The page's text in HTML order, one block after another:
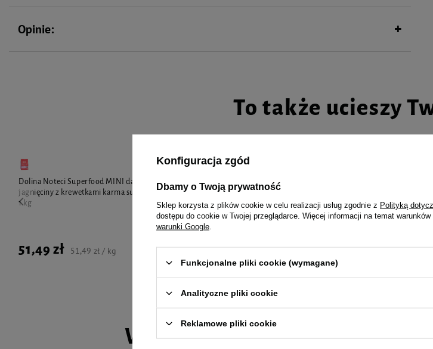
surowców z zachowaniem bezpieczeństwa mikrobiologicznego.
Opinie:
To także ucieszy
Dolina Noteci Superfood MINI danie z
jagnięciny z krewetkami karma suszona dla psa
1 kg
51,49 zł 51,49 zł / kg
Dolina Noteci Superfood danie z kaczki karma
suszona dla psa 1 kg
Wybrane specjalnie dla
Konfiguracja zgód
Dbamy o Twoją prywatność
Sklep korzysta z plików cookie w celu realizacji usług zgodnie z Polityką
dostępu do cookie w Twojej przeglądarce. Więcej informacji na temat
warunki Google
Funkcjonalne pliki cookie (wymagane)
Analityczne pliki cookie
Reklamowe pliki cookie